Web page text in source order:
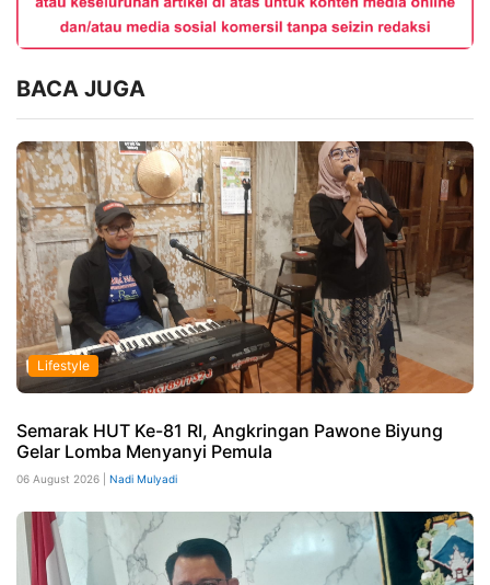
BACA JUGA
Lifestyle
Semarak HUT Ke-81 RI, Angkringan Pawone Biyung
Gelar Lomba Menyanyi Pemula
06 August 2026 | Nadi Mulyadi